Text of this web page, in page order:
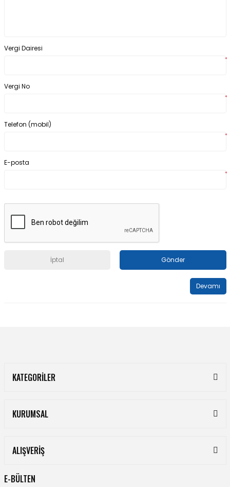
Vergi Dairesi
*
Vergi No
*
Telefon (mobil)
*
E-posta
*
İptal Gönder
Devamı
KATEGORİLER
KURUMSAL
ALIŞVERİŞ
E-BÜLTEN